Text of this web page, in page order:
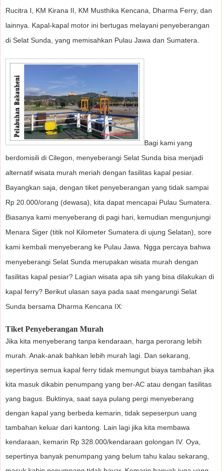
Rucitra I, KM Kirana II, KM Musthika Kencana, Dharma Ferry, dan
lainnya. Kapal-kapal motor ini bertugas melayani penyeberangan
di Selat Sunda, yang memisahkan Pulau Jawa dan Sumatera.
Bagi kami yang
berdomisili di Cilegon, menyeberangi Selat Sunda bisa menjadi
alternatif wisata murah meriah dengan fasilitas kapal pesiar.
Bayangkan saja, dengan tiket penyeberangan yang tidak sampai
Rp 20.000/orang (dewasa), kita dapat mencapai Pulau Sumatera.
Biasanya kami menyeberang di pagi hari, kemudian mengunjungi
Menara Siger (titik nol Kilometer Sumatera di ujung Selatan), sore
kami kembali menyeberang ke Pulau Jawa. Ngga percaya bahwa
menyeberangi Selat Sunda merupakan wisata murah dengan
fasilitas kapal pesiar? Lagian wisata apa sih yang bisa dilakukan di
kapal ferry? Berikut ulasan saya pada saat mengarungi Selat
Sunda bersama Dharma Kencana IX:
Tiket Penyeberangan Murah
Jika kita menyeberang tanpa kendaraan, harga perorang lebih
murah. Anak-anak bahkan lebih murah lagi. Dan sekarang,
sepertinya semua kapal ferry tidak memungut biaya tambahan jika
kita masuk dikabin penumpang yang ber-AC atau dengan fasilitas
yang bagus. Buktinya, saat saya pulang pergi menyeberang
dengan kapal yang berbeda kemarin, tidak sepeserpun uang
tambahan keluar dari kantong. Lain lagi jika kita membawa
kendaraan, kemarin Rp 328.000/kendaraan golongan IV. Oya,
sepertinya banyak penumpang yang belum tahu kalau sekarang,